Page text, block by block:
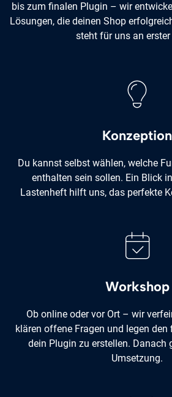
bis zum finalen Plugin – wir
Lösungen, die deinen Shop
steht für uns an erster
Konzeption
Du kannst selbst wählen, welche
enthalten sein sollen. Ein Blick
Lastenheft hilft uns, das perfekte
Workshop
Ob online oder vor Ort – wir
klären offene Fragen und legen
dein Plugin zu erstellen. Danach
Umsetzung.